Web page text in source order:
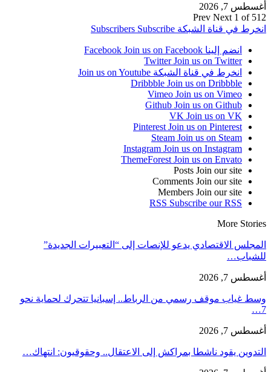
أغسطس 7, 2026
Prev Next 1 of 512
انخرط في قناة الشبكة
Subscribers Subscribe
انضم إلينا Facebook Join us on Facebook
Twitter Join us on Twitter
انخرط في قناة الشبكة Join us on Youtube
Dribbble Join us on Dribbble
Vimeo Join us on Vimeo
Github Join us on Github
VK Join us on VK
Pinterest Join us on Pinterest
Steam Join us on Steam
Instagram Join us on Instagram
ThemeForest Join us on Envato
Posts Join our site
Comments Join our site
Members Join our site
RSS Subscribe our RSS
More Stories
المجلس الاقتصادي يدعو للإنصات إلى “التعبيرات الجديدة”
للشباب…
أغسطس 7, 2026
وسط غياب موقف رسمي من الرباط.. إسبانيا تتحرك لحماية نحو
7…
أغسطس 7, 2026
التدوين يقود ناشطا بمراكش إلى الاعتقال.. وحقوقيون: انتهاك…